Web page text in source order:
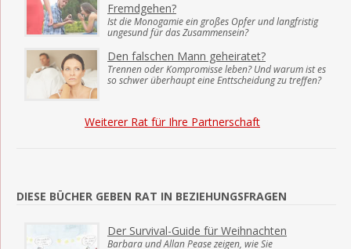
Fremdgehen?
Ist die Monogamie ein großes Opfer und langfristig
ungesund für das Zusammensein?
Den falschen Mann geheiratet?
Trennen oder Kompromisse leben? Und warum ist es
so schwer überhaupt eine Enttscheidung zu treffen?
Weiterer Rat für Ihre Partnerschaft
DIESE BÜCHER GEBEN RAT IN BEZIEHUNGSFRAGEN
Der Survival-Guide für Weihnachten
Barbara und Allan Pease zeigen, wie Sie